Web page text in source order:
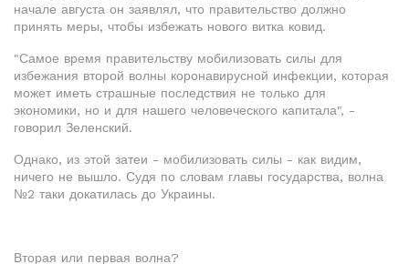
начале августа он заявлял, что правительство должно
принять меры, чтобы избежать нового витка ковид.
"Самое время правительству мобилизовать силы для
избежания второй волны коронавирусной инфекции, которая
может иметь страшные последствия не только для
экономики, но и для нашего человеческого капитала", -
говорил Зеленский.
Однако, из этой затеи - мобилизовать силы - как видим,
ничего не вышло. Судя по словам главы государства, волна
№2 таки докатилась до Украины.
Вторая или первая волна?